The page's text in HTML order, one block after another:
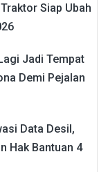
Siap Ubah
Jadi Tempat
Demi Pejalan
Data Desil,
Hak Bantuan 4